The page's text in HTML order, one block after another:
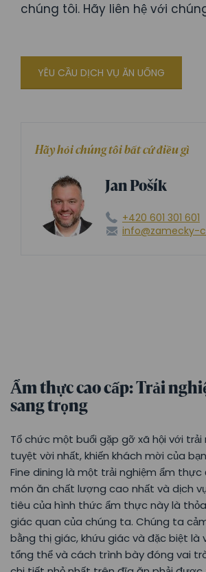
chúng tôi. Hãy liên hệ với
YÊU CẦU DỊCH VỤ ĂN UỐNG
Hãy hỏi chúng tôi bất cứ điều gì
Jan Pošík
+420 601 301 601
info@zamecky-
Ẩm thực cao cấp: Trải
sang trọng
Tổ chức một buổi gặp gỡ xã hội với
tuyệt vời nhất, khiến khách mời của
Fine dining là một trải nghiệm ẩm
món ăn chất lượng cao nhất và dịch
tiêu của hình thức ẩm thực này là
giác quan của chúng ta. Chúng ta
bằng thị giác, khứu giác và đặc biệt là
tổng thể và cách trình bày đóng vai